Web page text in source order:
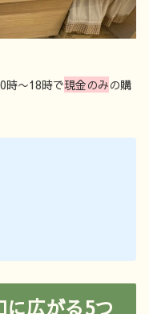
時〜18時で現金のみの購
に広がる5つ